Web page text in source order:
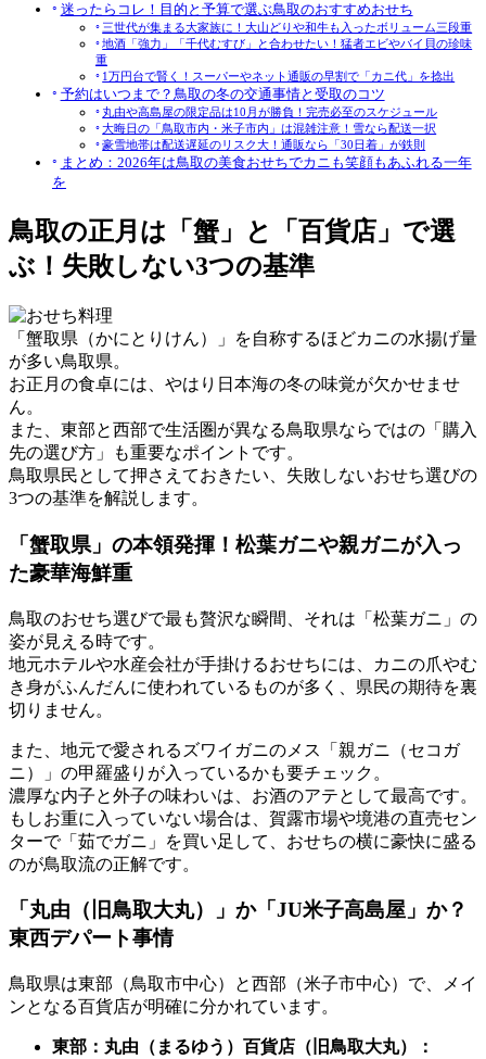
迷ったらコレ！目的と予算で選ぶ鳥取のおすすめおせち
三世代が集まる大家族に！大山どりや和牛も入ったボリューム三段重
地酒「強力」「千代むすび」と合わせたい！猛者エビやバイ貝の珍味
重
1万円台で賢く！スーパーやネット通販の早割で「カニ代」を捻出
予約はいつまで？鳥取の冬の交通事情と受取のコツ
丸由や高島屋の限定品は10月が勝負！完売必至のスケジュール
大晦日の「鳥取市内・米子市内」は混雑注意！雪なら配送一択
豪雪地帯は配送遅延のリスク大！通販なら「30日着」が鉄則
まとめ：2026年は鳥取の美食おせちでカニも笑顔もあふれる一年
を
鳥取の正月は「蟹」と「百貨店」で選
ぶ！失敗しない3つの基準
「蟹取県（かにとりけん）」を自称するほどカニの水揚げ量
が多い鳥取県。
お正月の食卓には、やはり日本海の冬の味覚が欠かせませ
ん。
また、東部と西部で生活圏が異なる鳥取県ならではの「購入
先の選び方」も重要なポイントです。
鳥取県民として押さえておきたい、失敗しないおせち選びの
3つの基準を解説します。
「蟹取県」の本領発揮！松葉ガニや親ガニが入っ
た豪華海鮮重
鳥取のおせち選びで最も贅沢な瞬間、それは 「松葉ガニ」 の
姿が見える時です。
地元ホテルや水産会社が手掛けるおせちには、カニの爪やむ
き身がふんだんに使われているものが多く、県民の期待を裏
切りません。
また、地元で愛されるズワイガニのメス
「親ガニ（セコガ
ニ）」 の甲羅盛りが入っているかも要チェック。
濃厚な内子と外子の味わいは、お酒のアテとして最高です。
もしお重に入っていない場合は、賀露市場や境港の直売セン
ターで「茹でガニ」を買い足して、おせちの横に豪快に盛る
のが鳥取流の正解です。
「丸由（旧鳥取大丸）」か「JU米子高島屋」か？
東西デパート事情
鳥取県は東部（鳥取市中心）と西部（米子市中心）で、メイ
ンとなる百貨店が明確に分かれています。
東部：丸由（まるゆう）百貨店（旧鳥取大丸）：